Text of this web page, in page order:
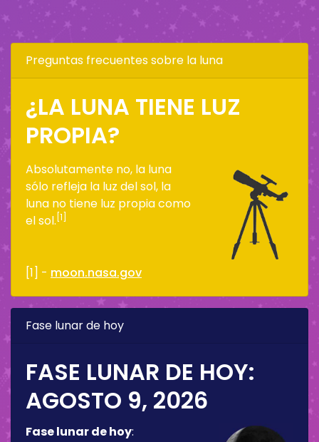
Preguntas frecuentes sobre la luna
¿LA LUNA TIENE LUZ
PROPIA?
Absolutamente no, la luna
sólo refleja la luz del sol, la
luna no tiene luz propia como
el sol. [1]
[1] - moon.nasa.gov
Fase lunar de hoy
FASE LUNAR DE HOY:
AGOSTO 9, 2026
Fase lunar de hoy: